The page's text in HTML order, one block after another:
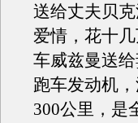
送给丈夫贝
爱情，花十
车威兹曼送
跑车发动机
300公里，是